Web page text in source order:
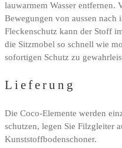
lauwarmem Wasser entfernen.
Bewegungen von aussen nach
Fleckenschutz kann der Stoff
die Sitzmobel so schnell wie
sofortigen Schutz zu
Lieferung
Die Coco-Elemente werden
schutzen, legen Sie Filzgleiter
Kunststoffbodenschoner.